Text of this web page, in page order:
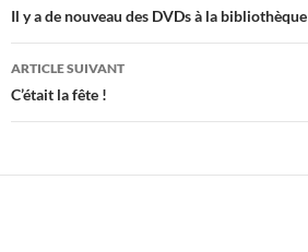
des
articles
Il y a de nouveau des DVDs à la bibliothèque
ARTICLE SUIVANT
C’était la fête !